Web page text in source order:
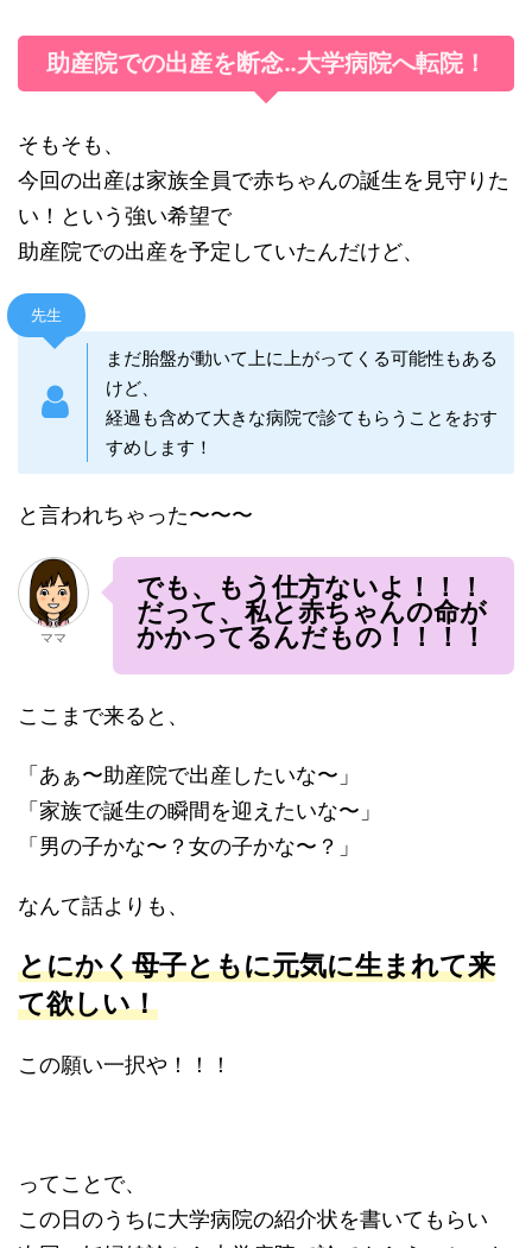
助産院での出産を断念‥大学病院へ転院！
そもそも、
今回の出産は家族全員で赤ちゃんの誕生を見守りた
い！という強い希望で
助産院での出産を予定していたんだけど、
先生
まだ胎盤が動いて上に上がってくる可能性もある
けど、
経過も含めて大きな病院で診てもらうことをおす
すめします！
と言われちゃった〜〜〜
ママ
でも、もう仕方ないよ！！！
だって、私と赤ちゃんの命が
かかってるんだもの！！！！
ここまで来ると、
「あぁ〜助産院で出産したいな〜」
「家族で誕生の瞬間を迎えたいな〜」
「男の子かな〜？女の子かな〜？」
なんて話よりも、
とにかく母子ともに元気に生まれて来
て欲しい！
この願い一択や！！！
ってことで、
この日のうちに大学病院の紹介状を書いてもらい